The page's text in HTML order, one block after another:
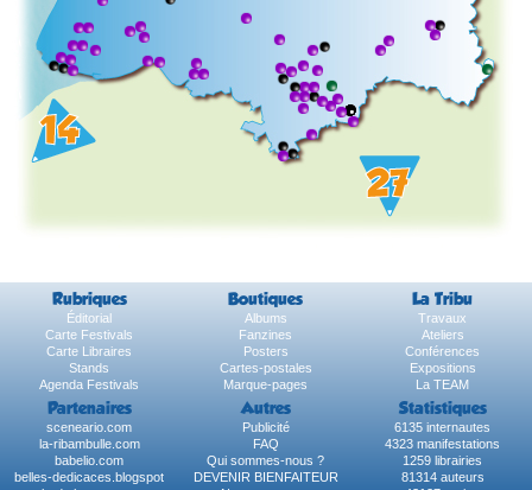
Rubriques Boutiques La Tribu
Éditorial Albums
Travaux
Carte Festivals
Fanzines
Ateliers
Carte Libraires
Posters
Conférences
Stands
Cartes-postales
Expositions
Agenda Festivals
Marque-pages La TEAM
Partenaires Autres Statistiques
sceneario.com Publicité
6135 internautes
la-ribambulle.com
FAQ
4323 manifestations
babelio.com
Qui sommes-nous ?
1259 librairies
belles-dedicaces.blogspot
DEVENIR BIENFAITEUR
81314 auteurs